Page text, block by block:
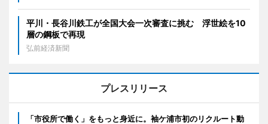
平川・長谷川鉄工が全国大会一次審査に挑む 浮世絵を10
層の鋼板で再現
弘前経済新聞
プレスリリース
「市役所で働く」をもっと身近に。袖ケ浦市初のリクルート動